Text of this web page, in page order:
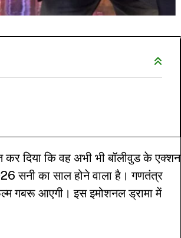
दिया कि वह अभी भी बॉलीवुड के एक्शन
सनी का साल होने वाला है। गणतंत्र
गबरू आएगी। इस इमोशनल ड्रामा में